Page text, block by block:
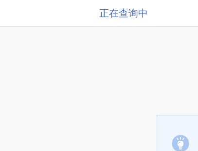
正在查询中